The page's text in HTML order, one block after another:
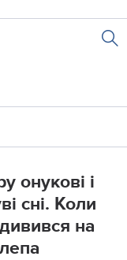
онукові і
сні. Коли
на